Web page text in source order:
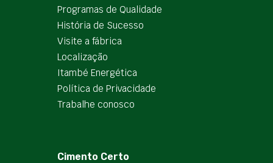
Programas de Qualidade
História de Sucesso
Visite a fábrica
Localização
Itambé Energética
Política de Privacidade
Trabalhe conosco
Cimento Certo